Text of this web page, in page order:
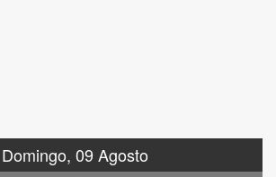
Domingo, 09 Agosto